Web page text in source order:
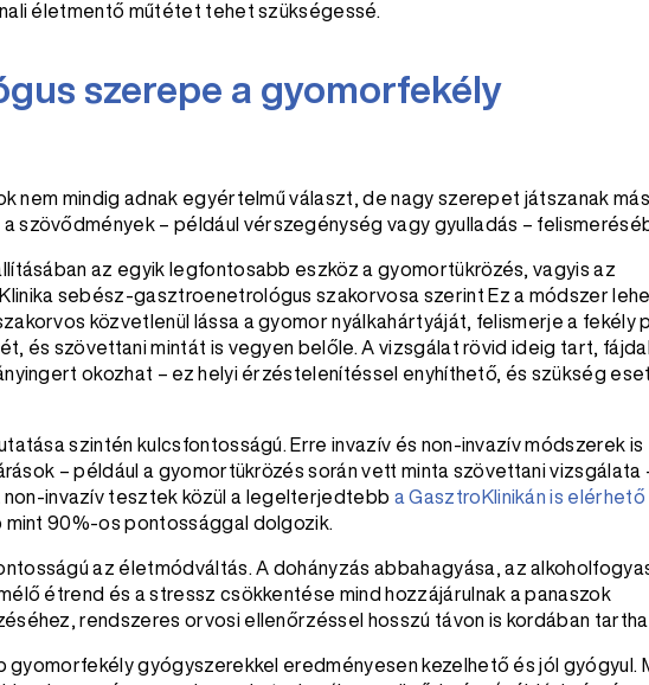
életmentő műtétet tehet szükségessé.
szerepe a gyomorfekély
nem mindig adnak egyértelmű választ, de nagy szerepet játszanak más
szövődmények – például vérszegénység vagy gyulladás –
az egyik legfontosabb eszköz a gyomortükrözés, vagyis az
sebész-gasztroenetrológus szakorvosa szerint Ez a módszer
közvetlenül lássa a gyomor nyálkahártyáját, felismerje a fekély
és szövettani mintát is vegyen belőle. A vizsgálat rövid ideig tart,
okozhat – ez helyi érzéstelenítéssel enyhíthető, és szükség
szintén kulcsfontosságú. Erre invazív és non-invazív módszerek is
– például a gyomortükrözés során vett minta szövettani vizsgálata
invazív tesztek közül a legelterjedtebb a GasztroKlinikán is elérhető
mint 90%-os pontossággal dolgozik.
az életmódváltás. A dohányzás abbahagyása, az
étrend és a stressz csökkentése mind hozzájárulnak a panaszok
rendszeres orvosi ellenőrzéssel hosszú távon is kordában
gyomorfekély gyógyszerekkel eredményesen kezelhető és jól gyógyul.